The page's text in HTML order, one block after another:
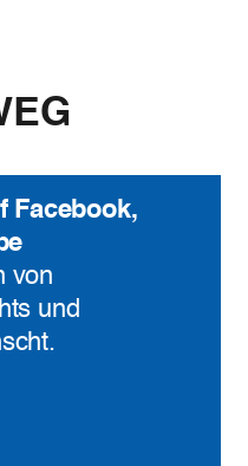
Facebook,
von
und